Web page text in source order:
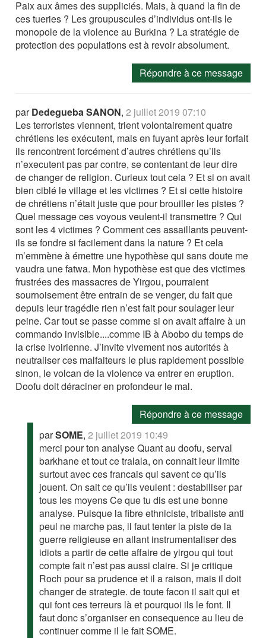
Paix aux âmes des suppliciés. Mais, à quand la fin de
ces tueries ? Les groupuscules d’individus ont-ils le
monopole de la violence au Burkina ? La stratégie de
protection des populations est à revoir absolument.
Répondre à ce message
parDedegueba SANON,2 juillet 2019 07:10
Les terroristes viennent, trient volontairement quatre
chrétiens les exécutent, mais en fuyant après leur forfait
ils rencontrent forcément d’autres chrétiens qu’ils
n’executent pas par contre, se contentant de leur dire
de changer de religion. Curieux tout cela ? Et si on avait
bien ciblé le village et les victimes ? Et si cette histoire
de chrétiens n’était juste que pour brouiller les pistes ?
Quel message ces voyous veulent-il transmettre ? Qui
sont les 4 victimes ? Comment ces assaillants peuvent-
ils se fondre si facilement dans la nature ? Et cela
m’emmène à émettre une hypothèse qui sans doute me
vaudra une fatwa. Mon hypothèse est que des victimes
frustrées des massacres de Yirgou, pourraient
sournoisement être entrain de se venger, du fait que
depuis leur tragédie rien n’est fait pour soulager leur
peine. Car tout se passe comme si on avait affaire à un
commando invisible....comme IB à Abobo du temps de
la crise ivoirienne. J’invite vivement nos autorités à
neutraliser ces malfaiteurs le plus rapidement possible
sinon, le volcan de la violence va entrer en eruption.
Doofu doit déraciner en profondeur le mal.
Répondre à ce message
parSOME,2 juillet 2019 10:49
merci pour ton analyse Quant au doofu, serval
barkhane et tout ce tralala, on connait leur limite
surtout avec ces francais qui savent ce qu’ils
jouent. On sait ce qu’ils veulent : destabiliser par
tous les moyens Ce que tu dis est une bonne
analyse. Puisque la fibre ethniciste, tribaliste anti
peul ne marche pas, il faut tenter la piste de la
guerre religieuse en allant instrumentaliser des
idiots a partir de cette affaire de yirgou qui tout
compte fait n’est pas aussi claire. Si je critique
Roch pour sa prudence et il a raison, mais il doit
changer de strategie. de toute facon il sait qui et
qui font ces terreurs là et pourquoi ils le font. Il
faut donc s’organiser en consequence au lieu de
continuer comme il le fait SOME.